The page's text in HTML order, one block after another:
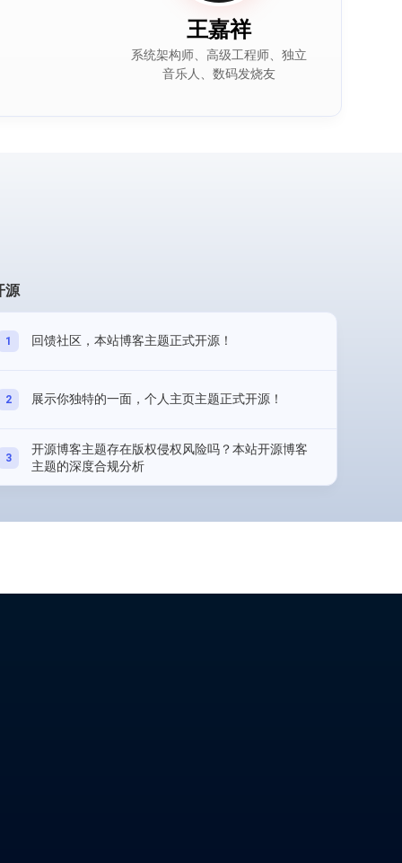
王嘉祥
系统架构师、高级工程师、独立
音乐人、数码发烧友
源
1 回馈社区，本站博客主题正式开源！
2 展示你独特的一面，个人主页主题正式开源！
3
开源博客主题存在版权侵权风险吗？本站开源博客
主题的深度合规分析